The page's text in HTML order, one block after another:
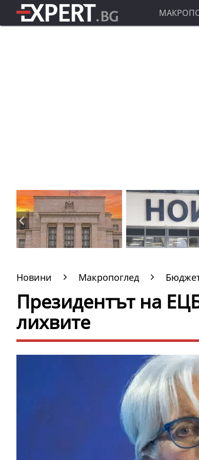
Новини Макропоглед
Президентът на
лихвите